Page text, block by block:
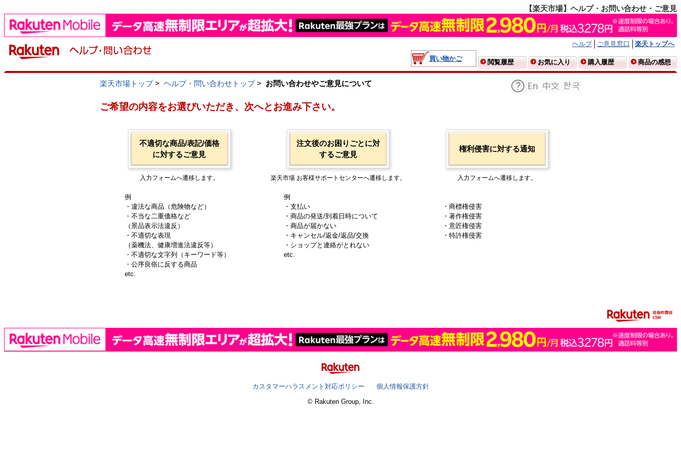
【楽天市場】ヘルプ・お問い合わせ・ご意見
ヘルプ ご意見窓口
楽天トップへ
買い物かご
閲覧履歴 お気に入り 購入履歴 商品の感想
楽天市場トップ> ヘルプ・問い合わせトップ> お問い合わせやご意見について
ご希望の内容をお選びいただき、次へとお進み下さい。
不適切な商品/表記/価格
に対するご意見
入力フォームへ遷移します。
例
・違法な商品（危険物など）
・不当な二重価格など
（景品表示法違反）
・不適切な表現
（薬機法、健康増進法違反等）
・不適切な文字列（キーワード等）
・公序良俗に反する商品
etc.
注文後のお困りごとに対
するご意見
楽天市場 お客様サポートセンターへ遷移します。
例
・支払い
・商品の発送/到着日時について
・商品が届かない
・キャンセル/返金/返品/交換
・ショップと連絡がとれない
etc.
権利侵害に対する通知
入力フォームへ遷移します。
・商標権侵害
・著作権侵害
・意匠権侵害
・特許権侵害
カスタマーハラスメント対応ポリシー
個人情報保護方針
© Rakuten Group, Inc.